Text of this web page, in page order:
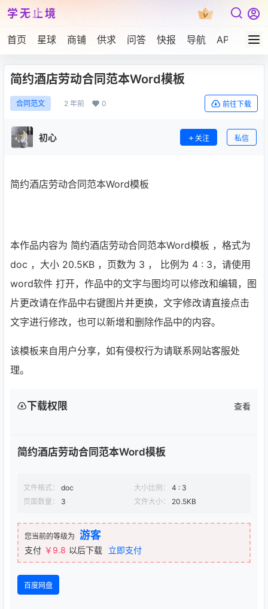
学无止境
首页 星球 商铺 供求 问答 快报 导航 APP下载
简约酒店劳动合同范本Word模板
合同范文 2 年前 0 前往下载
初心 关注 私信
简约酒店劳动合同范本Word模板
本作品内容为 简约酒店劳动合同范本Word模板 ，格式为
doc ，大小 20.5KB ，页数为 3 ， 比例为 4 : 3，请使用
word软件 打开，作品中的文字与图均可以修改和编辑，图
片更改请在作品中右键图片并更换，文字修改请直接点击
文字进行修改，也可以新增和删除作品中的内容。
该模板来自用户分享，如有侵权行为请联系网站客服处
理。
下载权限 查看
简约酒店劳动合同范本Word模板
文件格式： doc 大小比例：
4 : 3
页面数量：
3 文件大小： 20.5KB
您当前的等级为 游客
支付 ￥9.8 以后下载 立即支付
百度网盘